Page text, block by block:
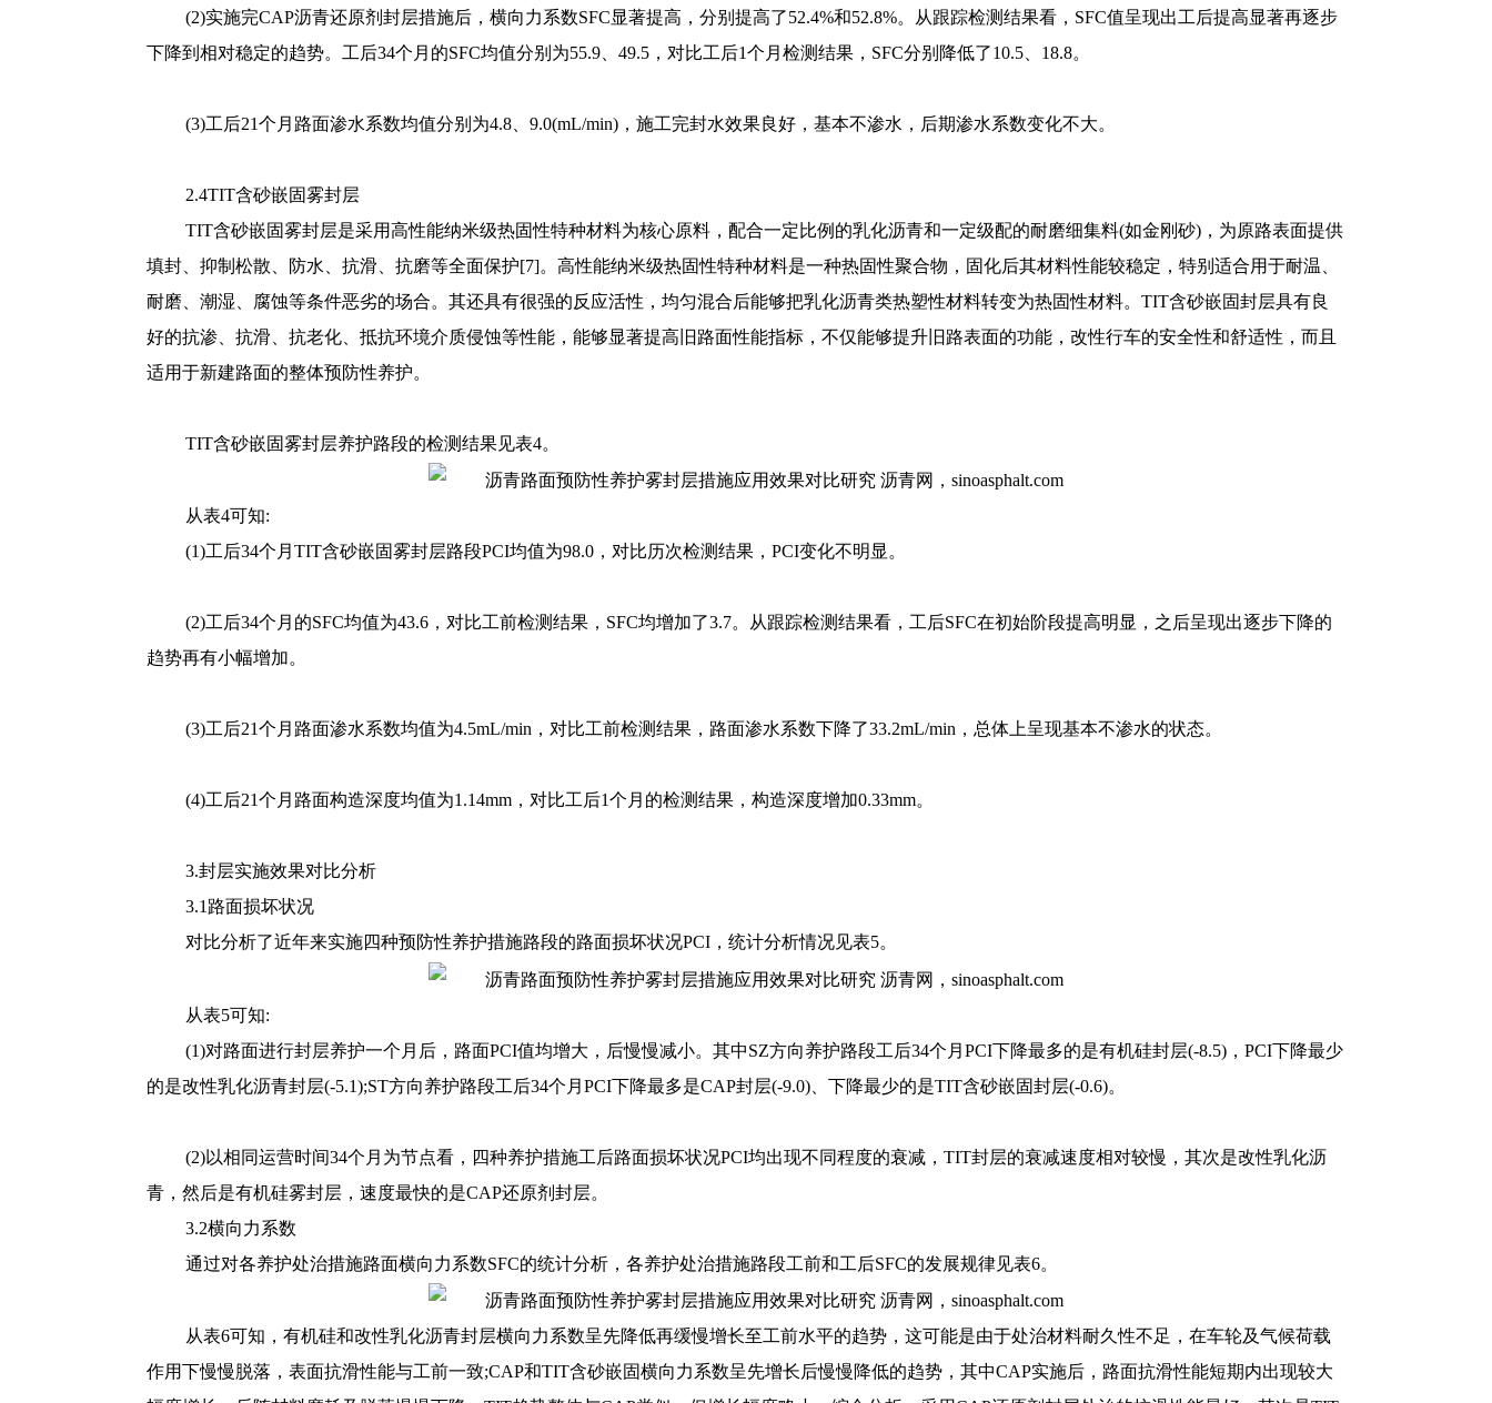
(2)实施完CAP沥青还原剂封层措施后，横向力系数SFC显著提高，分别提高了52.4%和52.8%。从跟踪检测结果看，SFC值呈现出工后提高显著再逐步
下降到相对稳定的趋势。工后34个月的SFC均值分别为55.9、49.5，对比工后1个月检测结果，SFC分别降低了10.5、18.8。
(3)工后21个月路面渗水系数均值分别为4.8、9.0(mL/min)，施工完封水效果良好，基本不渗水，后期渗水系数变化不大。
2.4TIT含砂嵌固雾封层
TIT含砂嵌固雾封层是采用高性能纳米级热固性特种材料为核心原料，配合一定比例的乳化沥青和一定级配的耐磨细集料(如金刚砂)，为原路表面提供
填封、抑制松散、防水、抗滑、抗磨等全面保护[7]。高性能纳米级热固性特种材料是一种热固性聚合物，固化后其材料性能较稳定，特别适合用于耐温、
耐磨、潮湿、腐蚀等条件恶劣的场合。其还具有很强的反应活性，均匀混合后能够把乳化沥青类热塑性材料转变为热固性材料。TIT含砂嵌固封层具有良
好的抗渗、抗滑、抗老化、抵抗环境介质侵蚀等性能，能够显著提高旧路面性能指标，不仅能够提升旧路表面的功能，改性行车的安全性和舒适性，而且
适用于新建路面的整体预防性养护。
TIT含砂嵌固雾封层养护路段的检测结果见表4。
从表4可知:
(1)工后34个月TIT含砂嵌固雾封层路段PCI均值为98.0，对比历次检测结果，PCI变化不明显。
(2)工后34个月的SFC均值为43.6，对比工前检测结果，SFC均增加了3.7。从跟踪检测结果看，工后SFC在初始阶段提高明显，之后呈现出逐步下降的
趋势再有小幅增加。
(3)工后21个月路面渗水系数均值为4.5mL/min，对比工前检测结果，路面渗水系数下降了33.2mL/min，总体上呈现基本不渗水的状态。
(4)工后21个月路面构造深度均值为1.14mm，对比工后1个月的检测结果，构造深度增加0.33mm。
3.封层实施效果对比分析
3.1路面损坏状况
对比分析了近年来实施四种预防性养护措施路段的路面损坏状况PCI，统计分析情况见表5。
从表5可知:
(1)对路面进行封层养护一个月后，路面PCI值均增大，后慢慢减小。其中SZ方向养护路段工后34个月PCI下降最多的是有机硅封层(-8.5)，PCI下降最少
的是改性乳化沥青封层(-5.1);ST方向养护路段工后34个月PCI下降最多是CAP封层(-9.0)、下降最少的是TIT含砂嵌固封层(-0.6)。
(2)以相同运营时间34个月为节点看，四种养护措施工后路面损坏状况PCI均出现不同程度的衰减，TIT封层的衰减速度相对较慢，其次是改性乳化沥
青，然后是有机硅雾封层，速度最快的是CAP还原剂封层。
3.2横向力系数
通过对各养护处治措施路面横向力系数SFC的统计分析，各养护处治措施路段工前和工后SFC的发展规律见表6。
从表6可知，有机硅和改性乳化沥青封层横向力系数呈先降低再缓慢增长至工前水平的趋势，这可能是由于处治材料耐久性不足，在车轮及气候荷载
作用下慢慢脱落，表面抗滑性能与工前一致;CAP和TIT含砂嵌固横向力系数呈先增长后慢慢降低的趋势，其中CAP实施后，路面抗滑性能短期内出现较大